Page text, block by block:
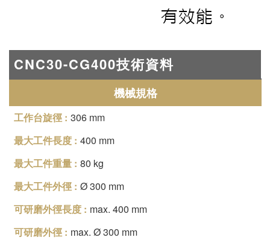
CNC30-CG400技術資料
機械規格
306 mm
400 mm
80 kg
Ø 300 mm
max. 400 mm
max. Ø 300 mm